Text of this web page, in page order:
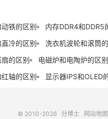
铁的区别
内存DDR4和DDR5
冷的区别
洗衣机波轮和滚筒
的区别
电磁炉和电陶炉的区别
轴的区别
显示器IPS和OLED
© 2010-2026 分博士 网站地图